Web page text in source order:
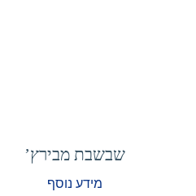
שבשבת מבירץ’
מידע נוסף